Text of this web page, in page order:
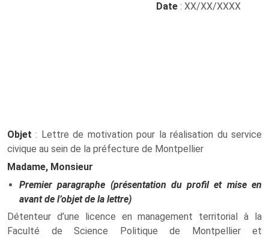
Date : XX/XX/XXXX
Objet : Lettre de motivation pour la réalisation du service
civique au sein de la préfecture de Montpellier
Madame, Monsieur
Premier paragraphe (présentation du profil et mise en
avant de l’objet de la lettre)
Détenteur d’une licence en management territorial à la
Faculté de Science Politique de Montpellier et